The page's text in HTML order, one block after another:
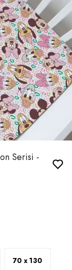
Serisi -
70 x 130